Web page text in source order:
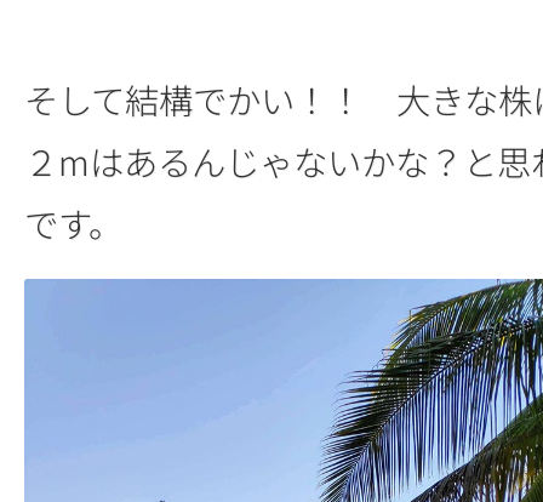
そして結構でかい！！ 大きな株
２mはあるんじゃないかな？と
です。